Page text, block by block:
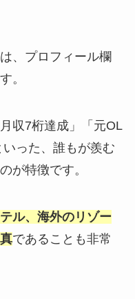
、プロフィール欄
。
収7桁達成」「元OL
った、誰もが羨む
が特徴です。
ル、海外のリゾー
であることも非常